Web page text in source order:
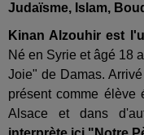
Judaïsme, Islam,
Kinan Alzouhir est
Né en Syrie et âgé 18
Joie" de Damas.
présent comme élève
Alsace et dans